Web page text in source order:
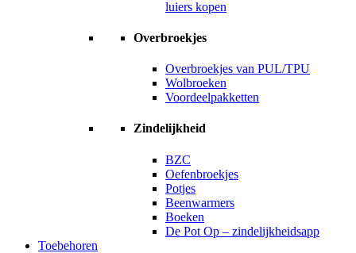
luiers kopen
Overbroekjes
Overbroekjes van PUL/TPU
Wolbroeken
Voordeelpakketten
Zindelijkheid
BZC
Oefenbroekjes
Potjes
Beenwarmers
Boeken
De Pot Op – zindelijkheidsapp
Toebehoren